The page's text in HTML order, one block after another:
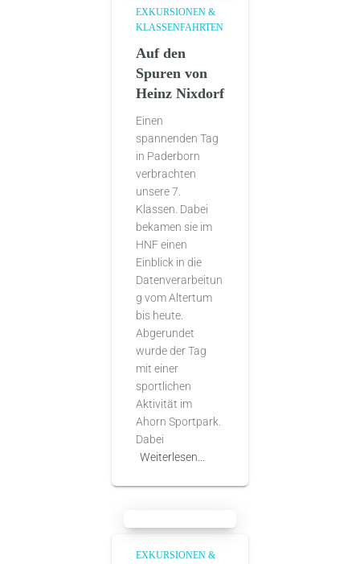
EXKURSIONEN &
KLASSENFAHRTEN
Auf den
Spuren von
Heinz Nixdorf
Einen
spannenden Tag
in Paderborn
verbrachten
unsere 7.
Klassen. Dabei
bekamen sie im
HNF einen
Einblick in die
Datenverarbeitun
g vom Altertum
bis heute.
Abgerundet
wurde der Tag
mit einer
sportlichen
Aktivität im
Ahorn Sportpark.
Dabei
Weiterlesen…
EXKURSIONEN &